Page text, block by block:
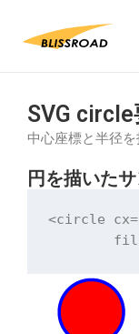
SVG
中心座標と半径を
円を描いた
<circle